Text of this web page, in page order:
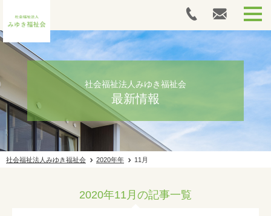
HOME
里山の家木島平
高社の家
施設ギャラリー
採用情報
社会福祉法人みゆき福祉会
最新情報
社会福祉法人みゆき福祉会 2020年年 11月
2020年11月の記事一覧